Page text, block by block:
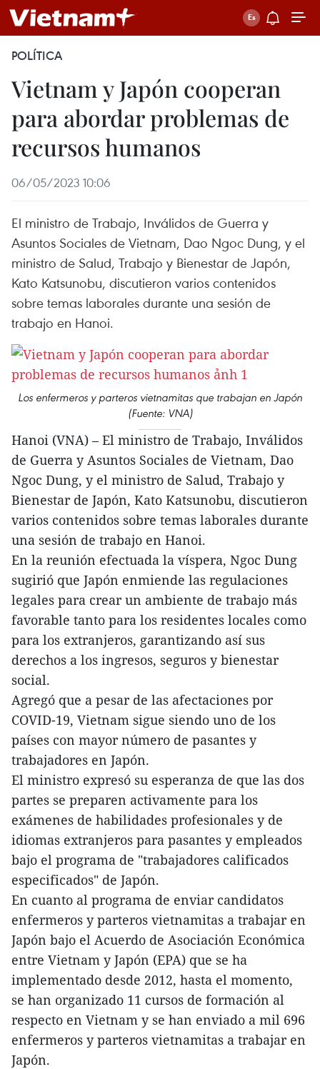
POLÍTICA
Vietnam y Japón cooperan
para abordar problemas de
recursos humanos
06/05/2023 10:06
El ministro de Trabajo, Inválidos de Guerra y
Asuntos Sociales de Vietnam, Dao Ngoc Dung, y el
ministro de Salud, Trabajo y Bienestar de Japón,
Kato Katsunobu, discutieron varios contenidos
sobre temas laborales durante una sesión de
trabajo en Hanoi.
Los enfermeros y parteros vietnamitas que trabajan en Japón
(Fuente: VNA)
Hanoi (VNA) – El ministro de Trabajo, Inválidos
de Guerra y Asuntos Sociales de Vietnam, Dao
Ngoc Dung, y el ministro de Salud, Trabajo y
Bienestar de Japón, Kato Katsunobu, discutieron
varios contenidos sobre temas laborales durante
una sesión de trabajo en Hanoi.
En la reunión efectuada la víspera, Ngoc Dung
sugirió que Japón enmiende las regulaciones
legales para crear un ambiente de trabajo más
favorable tanto para los residentes locales como
para los extranjeros, garantizando así sus
derechos a los ingresos, seguros y bienestar
social.
Agregó que a pesar de las afectaciones por
COVID-19, Vietnam sigue siendo uno de los
países con mayor número de pasantes y
trabajadores en Japón.
El ministro expresó su esperanza de que las dos
partes se preparen activamente para los
exámenes de habilidades profesionales y de
idiomas extranjeros para pasantes y empleados
bajo el programa de "trabajadores calificados
especificados" de Japón.
En cuanto al programa de enviar candidatos
enfermeros y parteros vietnamitas a trabajar en
Japón bajo el Acuerdo de Asociación Económica
entre Vietnam y Japón (EPA) que se ha
implementado desde 2012, hasta el momento,
se han organizado 11 cursos de formación al
respecto en Vietnam y se han enviado a mil 696
enfermeros y parteros vietnamitas a trabajar en
Japón.